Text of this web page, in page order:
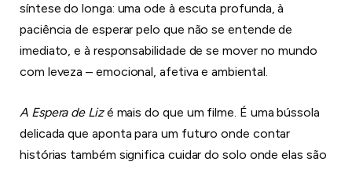
síntese do longa: uma ode à escuta profunda, à
paciência de esperar pelo que não se entende de
imediato, e à responsabilidade de se mover no mundo
com leveza – emocional, afetiva e ambiental.
A Espera de Lizé mais do que um filme. É uma bússola
delicada que aponta para um futuro onde contar
histórias também significa cuidar do solo onde elas são